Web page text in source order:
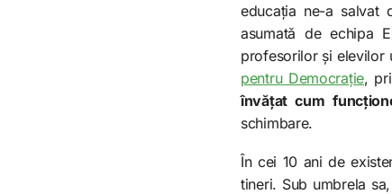
educația ne-a salvat
asumată de echipa
profesorilor și elevilor
pentru Democrație,
învățat cum
schimbare.
În cei 10 ani de
tineri. Sub umbrela